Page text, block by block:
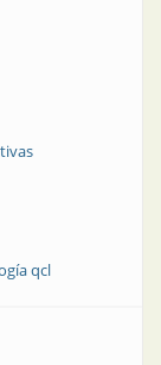
qcl
Tecnología de